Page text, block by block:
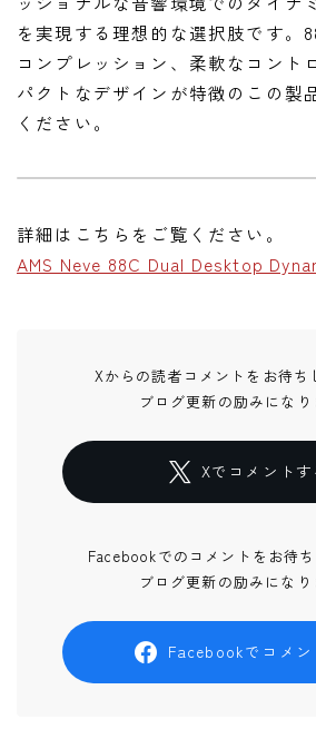
を実現する理想的な選択肢です。
コンプレッション、柔軟なコント
パクトなデザインが特徴のこの製
ください。
詳細はこちらをご覧ください。
AMS Neve 88C Dual Desktop
Xからの読者コメントをお待ち
ブログ更新の励みになり
Xでコメントす
Facebookでのコメントをお待ち
ブログ更新の励みになり
Facebookでコメン